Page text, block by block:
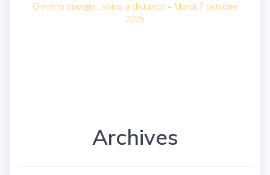
Chromo énergie : soins à distance – Mardi 7 octobre
2025
Archives